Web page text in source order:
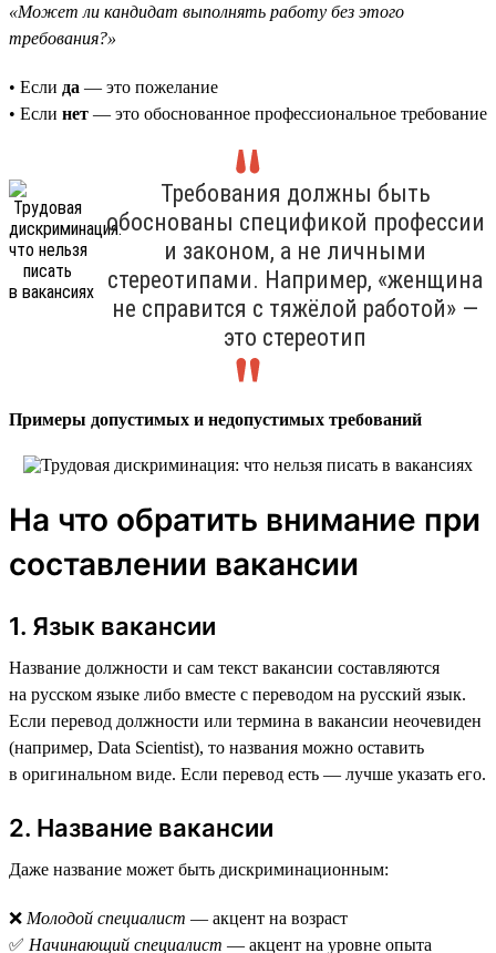
«Может ли кандидат выполнять работу без этого
требования?»
• Если да — это пожелание
• Если нет — это обоснованное профессиональное требование
Требования должны быть
обоснованы спецификой профессии
и законом, а не личными
стереотипами. Например, «женщина
не справится с тяжёлой работой» —
это стереотип
Примеры допустимых и недопустимых требований
На что обратить внимание при
составлении вакансии
1. Язык вакансии
Название должности и сам текст вакансии составляются
на русском языке либо вместе с переводом на русский язык.
Если перевод должности или термина в вакансии неочевиден
(например, Data Scientist), то названия можно оставить
в оригинальном виде. Если перевод есть — лучше указать его.
2. Название вакансии
Даже название может быть дискриминационным:
❌ Молодой специалист — акцент на возраст
✅ Начинающий специалист — акцент на уровне опыта